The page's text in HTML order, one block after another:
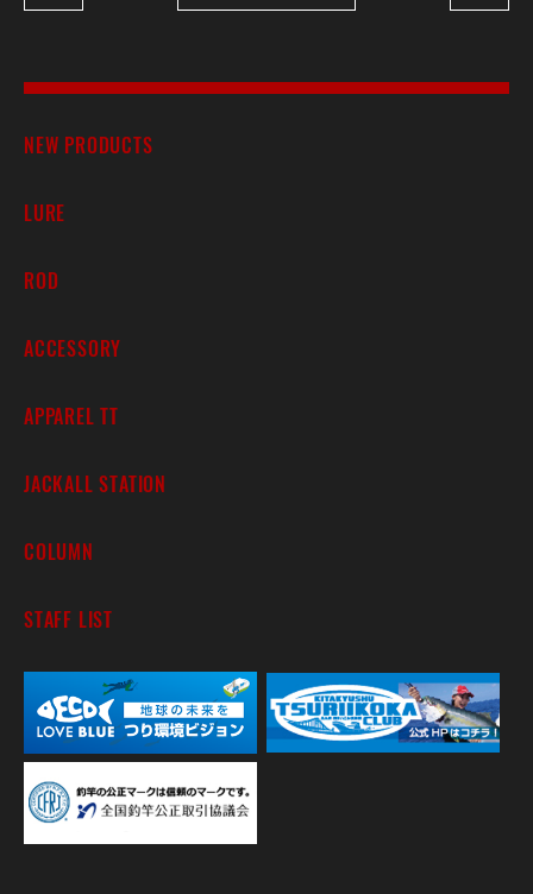
NEW PRODUCTS
LURE
ROD
ACCESSORY
APPAREL TT
JACKALL STATION
COLUMN
STAFF LIST